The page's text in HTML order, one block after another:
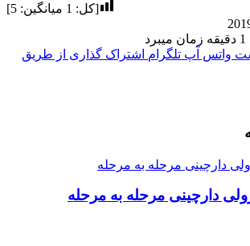
[کل: 1 میانگین: 5
]
واتس آپ تلگرام اشتراک گذاری از طریق
دارچینی مرحله به مرحله